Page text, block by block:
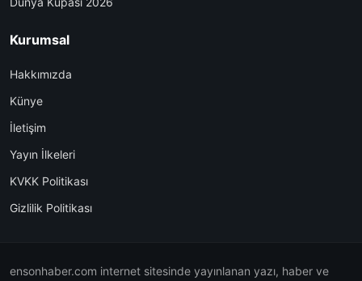
Kurumsal
Hakkımızda
Künye
İletişim
Yayın İlkeleri
KVKK Politikası
Gizlilik Politikası
ensonhaber.com internet sitesinde yayınlanan yazı, haber ve